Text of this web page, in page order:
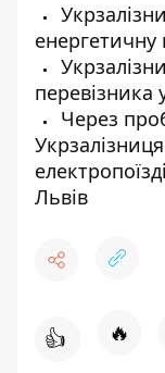
перевізника
Через
Львів
👍 🔥